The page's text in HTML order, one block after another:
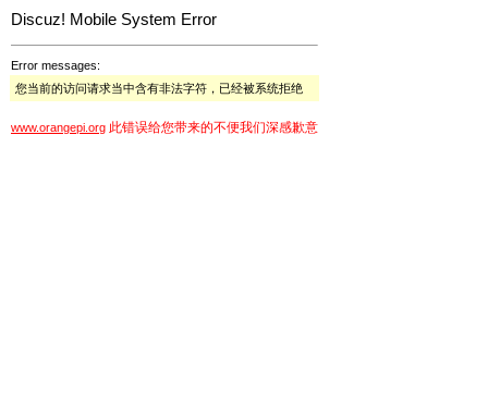
Discuz! Mobile System Error
Error messages:
您当前的访问请求当中含有非法字符，已经被系统拒绝
www.orangepi.org 此错误给您带来的不便我们深感歉意